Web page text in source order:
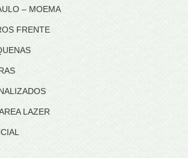
– MOEMA
FRENTE
LAZER